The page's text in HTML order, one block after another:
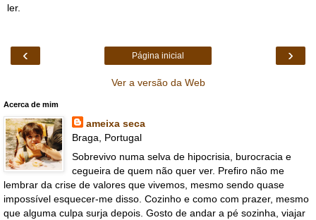
ler.
‹ ›
Página inicial
Ver a versão da Web
Acerca de mim
ameixa seca
Braga, Portugal
Sobrevivo numa selva de hipocrisia, burocracia e
cegueira de quem não quer ver. Prefiro não me
lembrar da crise de valores que vivemos, mesmo sendo quase
impossível esquecer-me disso. Cozinho e como com prazer, mesmo
que alguma culpa surja depois. Gosto de andar a pé sozinha, viajar